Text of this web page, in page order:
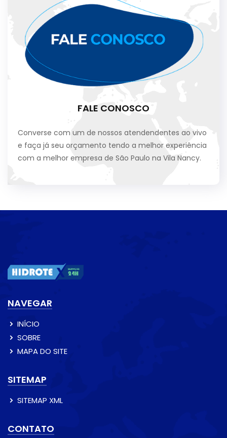
FALE CONOSCO
Converse com um de nossos atendendentes ao vivo
e faça já seu orçamento tendo a melhor experiência
com a melhor empresa de São Paulo na Vila Nancy.
NAVEGAR
INÍCIO
SOBRE
MAPA DO SITE
SITEMAP
SITEMAP XML
CONTATO